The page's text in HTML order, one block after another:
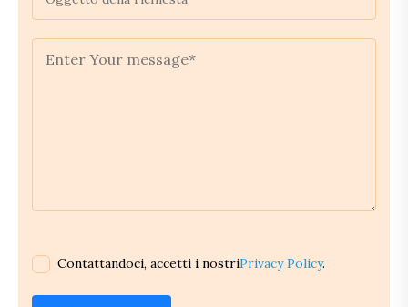
Contattandoci, accetti i nostriPrivacy Policy.